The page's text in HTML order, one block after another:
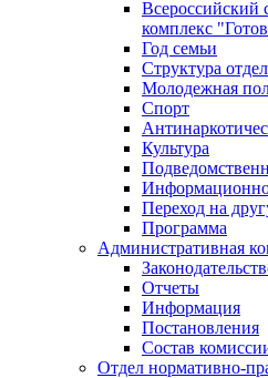
Всероссийский
комплекс
Год семьи
Структура
Молодежная
Спорт
Культура
Переход на
Программа
Административная
Отчеты
Информация
Постановления
Состав
Отдел нормативно-